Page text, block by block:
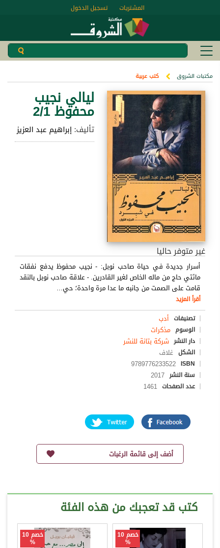
تسجيل الدخول المشتريات
مكتبات الشروق كتب عربية
ليالي نجيب
محفوظ 2/1
تأليف:إبراهيم عبد العزيز
غير متوفر حاليا
أسرار جديدة في حياة صاحب نوبل: - نجيب محفوظ يدفع نفقات
مائتي حاج من ماله الخاص لغير القادرين. - علاقة صاحب نوبل بالنقد
قامت على الصمت من جانبه ما عدا مرة واحدة؛ حي…
أقرأ المزيد
تصنيفات أدب
الوسوم مذكرات
دار النشر شركة بتانة للنشر
الشكل غلاف
ISBN
9789776233522
سنة النشر 2017
عدد الصفحات 1461
أضف إلى قائمة الرغبات
كتب قد تعجبك من هذه الفئة
خصم 10
%
خصم 10
%